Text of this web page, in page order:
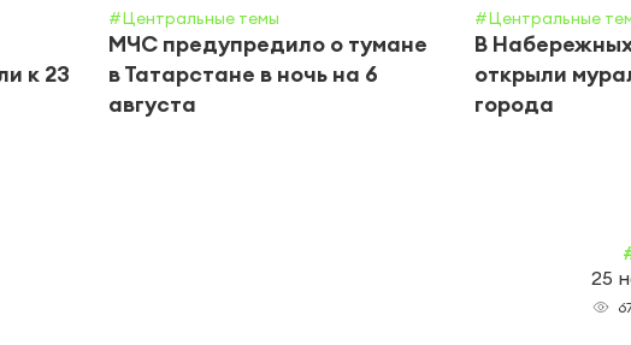
к 23
#Центральные темы
МЧС предупредило о тумане
в Татарстане в ночь на 6
августа
#Центральные
В
открыли
города
25